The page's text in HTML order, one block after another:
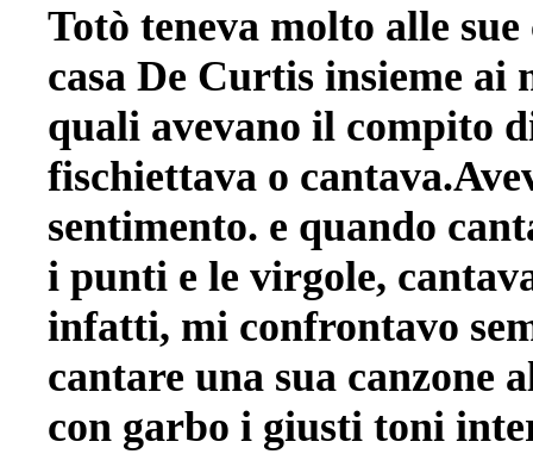
Totò teneva molto alle
casa De Curtis insieme
quali avevano il compito
fischiettava o
sentimento. e quando
i punti e le virgole,
infatti, mi confrontavo
cantare una sua canzone
con garbo i giusti toni